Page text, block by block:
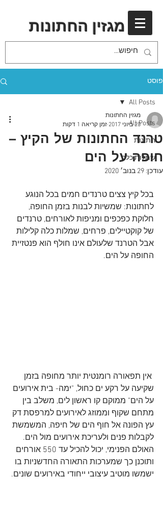
מגזין החתונות
פוסט
All Posts
חתונות
שמלות כלה
All Posts
טרנד החתונות של הקיץ –
חופה על הים
מגזין החתונות
20 ביוני 2017
זמן קריאה 1 דקות
עודכן: 29 בנוב׳ 2020
בכל קיץ צצים טרנדים חמים בכל הנוגע
לחתונות: שמשיות לבנות בזמן החופה,
חלוקת כפכפים ומניפות לאורחים, טרנדים
של קוקטיילים, פרחים, שמלות כלה קלילות
אבל הטרנד שלעולם אינו חולף הוא פנטזיית
החופה על הים.
אין תפאורה רומנטית יותר מחופה בזמן
שקיעה על רקע ים כחול, "ימה- בית אירועים
על הים" ממוקם קו ראשון לים, משלב בין
מתחם שקוף וממוזג לאירועים למרפסת דק
עץ הפונה אל חוף הים של חיפה, המשמשת
לקבלות פנים ולעריכת אירועים מול הים.
האולם הפנימי, יכול להכיל עד 550 אורחים
ותוכנן כך שמערכות התאורה החדשניות בו
ישמשו מוטיב עיצובי ייחודי באירועים שונים.